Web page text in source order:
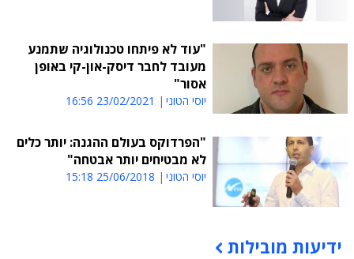
"עוד לא פיתחו טכנולוגיה שתמנע
מעובד לחבר דיסק-און-קי באופן
אסור"
יוסי הטוני 23/02/2021 16:56
"הפרדוקס בעולם ההגנה: יותר כלים
לא מבטיחים יותר אבטחה"
יוסי הטוני 25/06/2018 15:18
תוכן פרסומי
ידיעות מובילות